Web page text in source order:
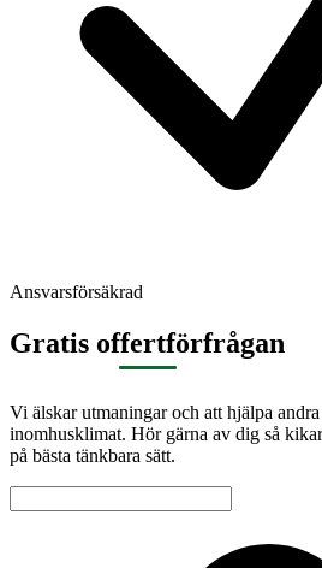
Ansvarsförsäkrad
Gratis offertförfrågan
Vi älskar utmaningar och att hjälpa
inomhusklimat. Hör gärna av dig så
på bästa tänkbara sätt.